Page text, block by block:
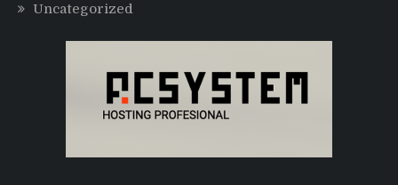
Uncategorized